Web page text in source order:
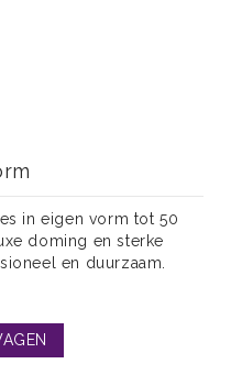
in eigen vorm tot 50
doming en sterke
en duurzaam.